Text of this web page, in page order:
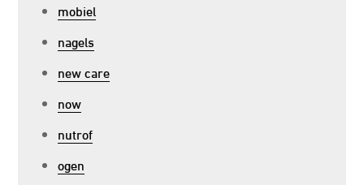
mobiel
nagels
new care
now
nutrof
ogen